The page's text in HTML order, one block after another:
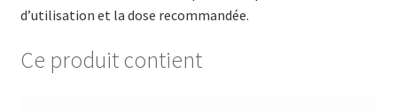
d’utilisation et la dose recommandée.
Ce produit contient